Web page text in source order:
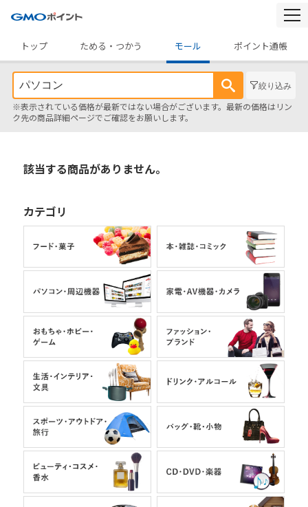
トップ
ためる・つかう モール ポイント通帳
絞り込み
※表示されている価格が最新ではない場合がございます。最新の価格はリン
ク先の商品詳細ページでご確認をお願いします。
該当する商品がありません。
カテゴリ